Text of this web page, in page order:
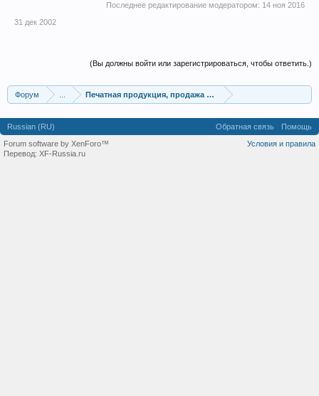
Последнее редактирование модератором: 14 ноя 2016
31 дек 2002
(Вы должны войти или зарегистрироваться, чтобы ответить.)
Форум Печатная продукция, продажа газет и журналов
Russian (RU) Обратная связь
Помощь
Условия и правила
Forum software by XenForo™
Перевод: XF-Russia.ru